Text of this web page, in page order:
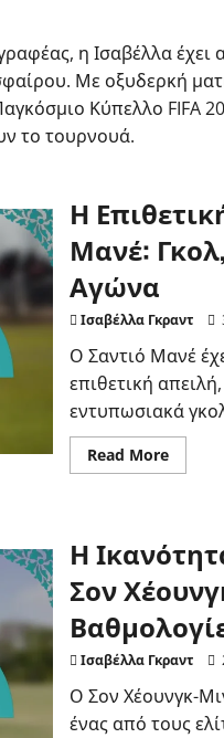
η Ισαβέλλα έχει
Με οξυδερκή
Κύπελλο FIFA
το τουρνουά.
Η
Μανέ:
Αγώνα
Ισαβέλλα Γκραντ
Ο Σαντιό Μανέ
επιθετική
εντυπωσιακά
Read MoreRead
more
του
Σαντιό
Μανέ:
Γκολ,
Ασίστ,
στον
Αγώνα
Η
Σον
Ισαβέλλα Γκραντ
Ο Σον Χέουνγκ-
ένας από τους